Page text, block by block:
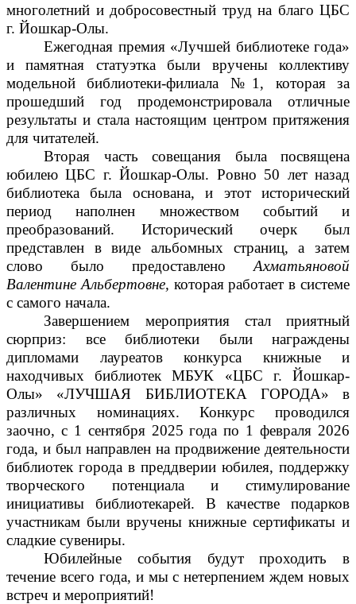
многолетний и добросовестный труд на благо ЦБС
г. Йошкар-Олы.
Ежегодная премия «Лучшей библиотеке года»
и памятная статуэтка были вручены коллективу
модельной библиотеки-филиала №1, которая за
прошедший год продемонстрировала отличные
результаты и стала настоящим центром притяжения
для читателей.
Вторая часть совещания была посвящена
юбилею ЦБС г. Йошкар-Олы. Ровно 50 лет назад
библиотека была основана, и этот исторический
период наполнен множеством событий и
преобразований. Исторический очерк был
представлен в виде альбомных страниц, а затем
слово было предоставлено Ахматьяновой
Валентине Альбертовне, которая работает в системе
с самого начала.
Завершением мероприятия стал приятный
сюрприз: все библиотеки были награждены
дипломами лауреатов конкурса книжные и
находчивых библиотек МБУК «ЦБС г. Йошкар-
Олы» «ЛУЧШАЯ БИБЛИОТЕКА ГОРОДА» в
различных номинациях. Конкурс проводился
заочно, с 1 сентября 2025 года по 1 февраля 2026
года, и был направлен на продвижение деятельности
библиотек города в преддверии юбилея, поддержку
творческого потенциала и стимулирование
инициативы библиотекарей. В качестве подарков
участникам были вручены книжные сертификаты и
сладкие сувениры.
Юбилейные события будут проходить в
течение всего года, и мы с нетерпением ждем новых
встреч и мероприятий!